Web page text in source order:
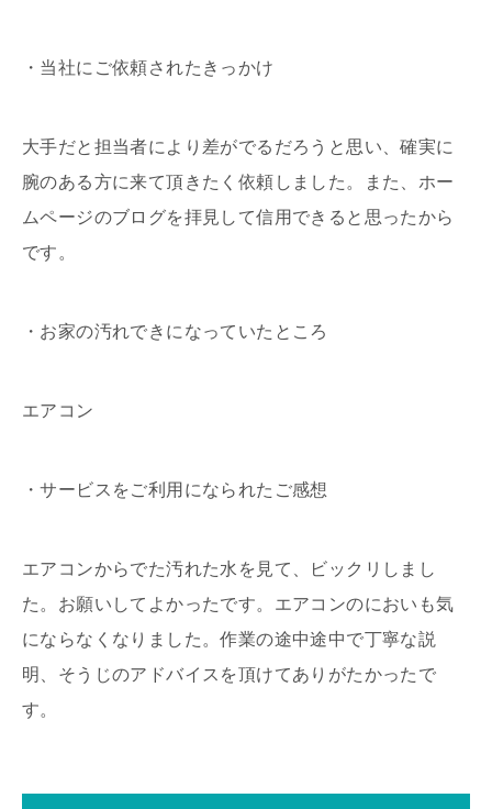
・当社にご依頼されたきっかけ
大手だと担当者により差がでるだろうと思い、確実に
腕のある方に来て頂きたく依頼しました。また、ホー
ムページのブログを拝見して信用できると思ったから
です。
・お家の汚れできになっていたところ
エアコン
・サービスをご利用になられたご感想
エアコンからでた汚れた水を見て、ビックリしまし
た。お願いしてよかったです。エアコンのにおいも気
にならなくなりました。作業の途中途中で丁寧な説
明、そうじのアドバイスを頂けてありがたかったで
す。